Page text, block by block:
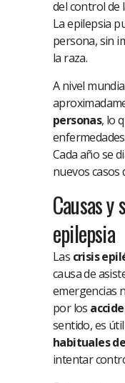
del control de
La epilepsia
persona, sin
la raza.
A nivel
personas, lo
Cada año se
nuevos casos
Causas
epilepsia
Las crisis
causa de
emergencias
por los
sentido, es útil
habituales
intentar